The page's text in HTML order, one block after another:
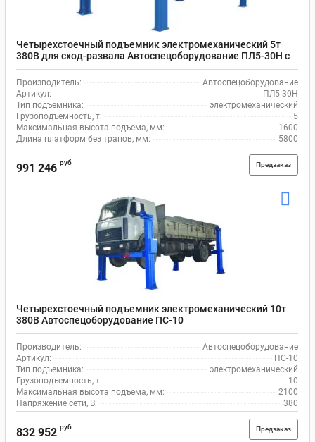
Четырехстоечный подъемник электромеханический 5т
380В для сход-развала Автоспецоборудование ПЛ5-30Н с
траверсой
Производитель:
Автоспецоборудование
Артикул:
ПЛ5-30Н
Тип подъемника:
электромеханический
Грузоподъемность, т:
5
Максимальная высота подъема, мм:
1600
Длина платформ без трапов, мм:
5800
991 246 руб Предзаказ
Четырехстоечный подъемник электромеханический 10т
380В Автоспецоборудование ПС-10
Производитель:
Автоспецоборудование
Артикул:
ПС-10
Тип подъемника:
электромеханический
Грузоподъемность, т:
10
Максимальная высота подъема, мм:
2100
Напряжение сети, В:
380
832 952 руб Предзаказ